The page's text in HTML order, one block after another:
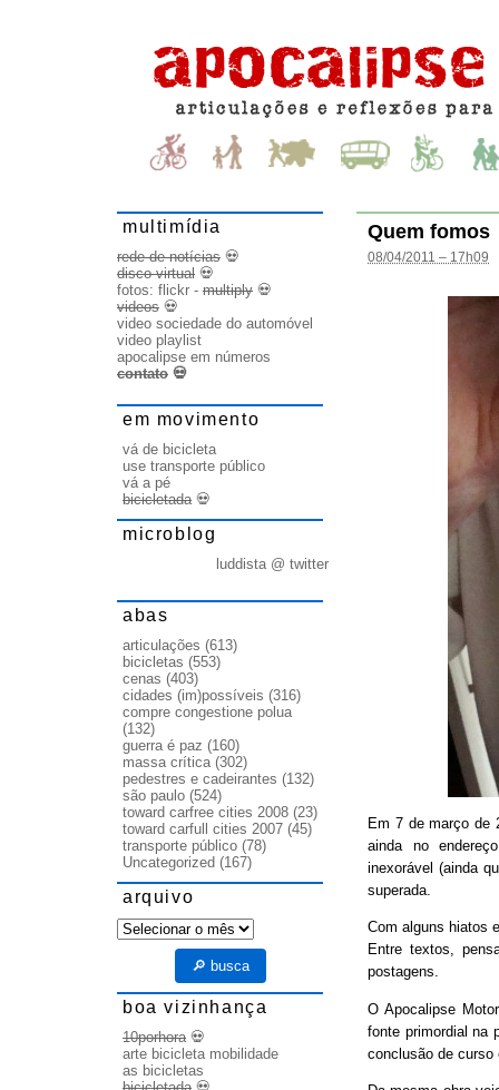
Quem fomos
08/04/2011 – 17h09
Em 7 de março de
ainda no
inexorável (ainda
superada.
Com alguns hiatos
Entre textos,
postagens.
O Apocalipse
fonte primordial na
conclusão de curso
multimídia
rede de notícias 💀
disco virtual 💀
fotos: flickr - multiply 💀
videos 💀
video sociedade do automóvel
video playlist
apocalipse em números
contato 💀
em movimento
vá de bicicleta
use transporte público
vá a pé
bicicletada💀
microblog
luddista @ twitter
abas
articulações (613)
bicicletas (553)
cenas (403)
cidades (im)possíveis (316)
compre congestione polua
(132)
guerra é paz (160)
massa crítica(302)
pedestres e cadeirantes (132)
são paulo (524)
toward carfree cities 2008 (23)
toward carfull cities 2007 (45)
transporte público (78)
Uncategorized (167)
arquivo
arquivo
🔎 busca
boa vizinhança
10porhora💀
arte bicicleta mobilidade
as bicicletas